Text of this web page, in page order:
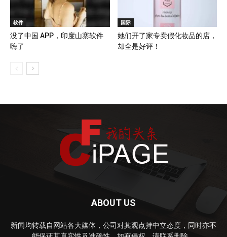
软件
没了中国 APP，印度山寨软件
嗨了
国际
她们开了家专卖假化妆品的店，
却全是好评！
ABOUT US
新闻均转载自网站各大媒体，公司对其观点持中立态度，同时亦不